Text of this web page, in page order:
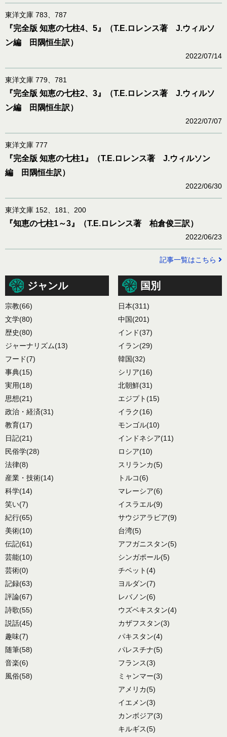
東洋文庫 783、787
『完全版 知恵の七柱4、5』（T.E.ロレンス著 J.ウィルソ
ン編 田隅恒生訳）
2022/07/14
東洋文庫 779、781
『完全版 知恵の七柱2、3』（T.E.ロレンス著 J.ウィルソ
ン編 田隅恒生訳）
2022/07/07
東洋文庫 777
『完全版 知恵の七柱1』（T.E.ロレンス著 J.ウィルソン
編 田隅恒生訳）
2022/06/30
東洋文庫 152、181、200
『知恵の七柱1～3』（T.E.ロレンス著 柏倉俊三訳）
2022/06/23
記事一覧はこちら
ジャンル
宗教(66)
文学(80)
歴史(80)
ジャーナリズム(13)
フード(7)
事典(15)
実用(18)
思想(21)
政治・経済(31)
教育(17)
日記(21)
民俗学(28)
法律(8)
産業・技術(14)
科学(14)
笑い(7)
紀行(65)
美術(10)
伝記(61)
芸能(10)
芸術(0)
記録(63)
評論(67)
詩歌(55)
説話(45)
趣味(7)
随筆(58)
音楽(6)
風俗(58)
国別
日本(311)
中国(201)
インド(37)
イラン(29)
韓国(32)
シリア(16)
北朝鮮(31)
エジプト(15)
イラク(16)
モンゴル(10)
インドネシア(11)
ロシア(10)
スリランカ(5)
トルコ(6)
マレーシア(6)
イスラエル(9)
サウジアラビア(9)
台湾(5)
アフガニスタン(5)
シンガポール(5)
チベット(4)
ヨルダン(7)
レバノン(6)
ウズベキスタン(4)
カザフスタン(3)
パキスタン(4)
パレスチナ(5)
フランス(3)
ミャンマー(3)
アメリカ(5)
イエメン(3)
カンボジア(3)
キルギス(5)